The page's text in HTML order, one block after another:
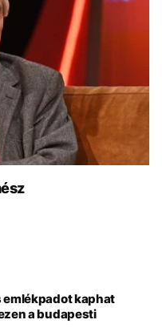
emlékpadot kaphat
a budapesti